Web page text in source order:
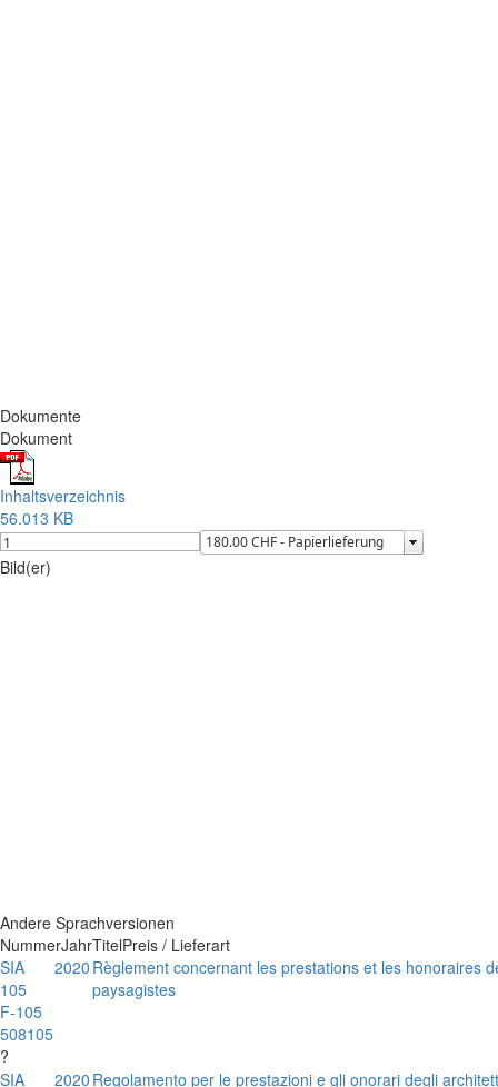
Dokumente
Dokument
Inhaltsverzeichnis
56.013 KB
Bild(er)
Andere Sprachversionen
NummerJahrTitelPreis / Lieferart
SIA
105
F-105
508105
?
2020 Règlement concernant les prestations et les honoraires
paysagistes
SIA
2020 Regolamento per le prestazioni e gli onorari degli